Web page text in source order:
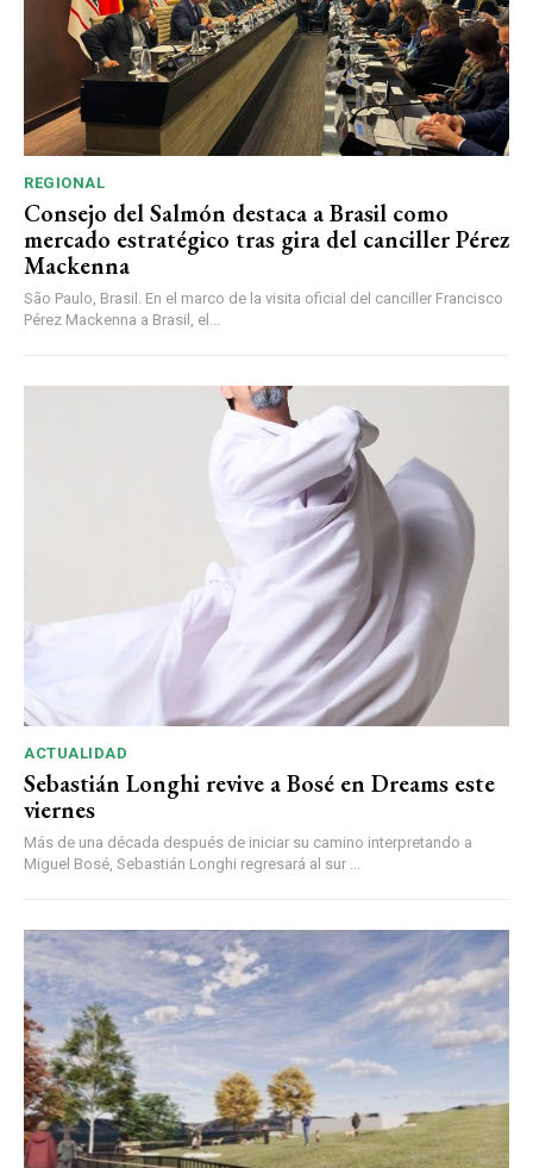
REGIONAL
Consejo del Salmón destaca a Brasil como
mercado estratégico tras gira del canciller Pérez
Mackenna
São Paulo, Brasil. En el marco de la visita oficial del canciller Francisco
Pérez Mackenna a Brasil, el...
ACTUALIDAD
Sebastián Longhi revive a Bosé en Dreams este
viernes
Más de una década después de iniciar su camino interpretando a
Miguel Bosé, Sebastián Longhi regresará al sur ...